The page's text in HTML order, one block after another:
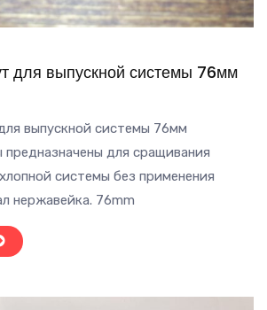
для выпускной системы 76мм
выпускной системы 76мм
для сращивания
системы без применения
нержавейка. 76mm